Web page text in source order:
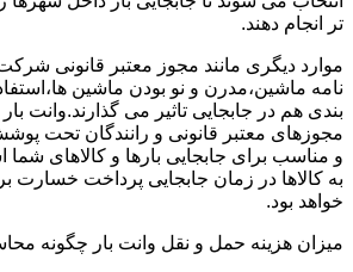
تر انجام دهند.
موارد دیگری مانند مجوز معتبر قانونی
نامه ماشین،مدرن و نو بودن ماشین
بندی هم در جابجایی تاثیر می گذارند.وانت بار
مجوزهای معتبر قانونی و رانندگان تحت
و مناسب برای جابجایی بارها و کالاهای
به کالاها در زمان جابجایی پرداخت خسارت
خواهد بود.
میزان هزینه حمل و نقل وانت بار چگونه